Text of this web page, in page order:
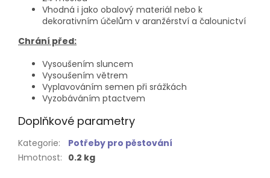
Vhodná i jako obalový materiál nebo k
dekorativním účelům v aranžérství a čalounictví
Chrání před:
Vysoušením sluncem
Vysoušením větrem
Vyplavováním semen při srážkách
Vyzobáváním ptactvem
Doplňkové parametry
Kategorie:
Potřeby pro pěstování
Hmotnost: 0.2 kg